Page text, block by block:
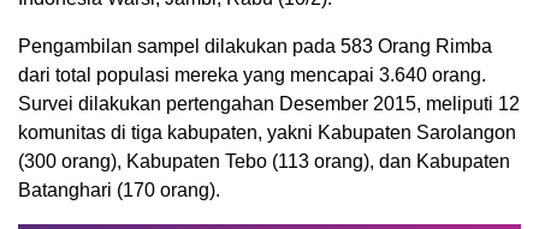
Pengambilan sampel dilakukan pada 583 Orang Rimba
dari total populasi mereka yang mencapai 3.640 orang.
Survei dilakukan pertengahan Desember 2015, meliputi 12
komunitas di tiga kabupaten, yakni Kabupaten Sarolangon
(300 orang), Kabupaten Tebo (113 orang), dan Kabupaten
Batanghari (170 orang).